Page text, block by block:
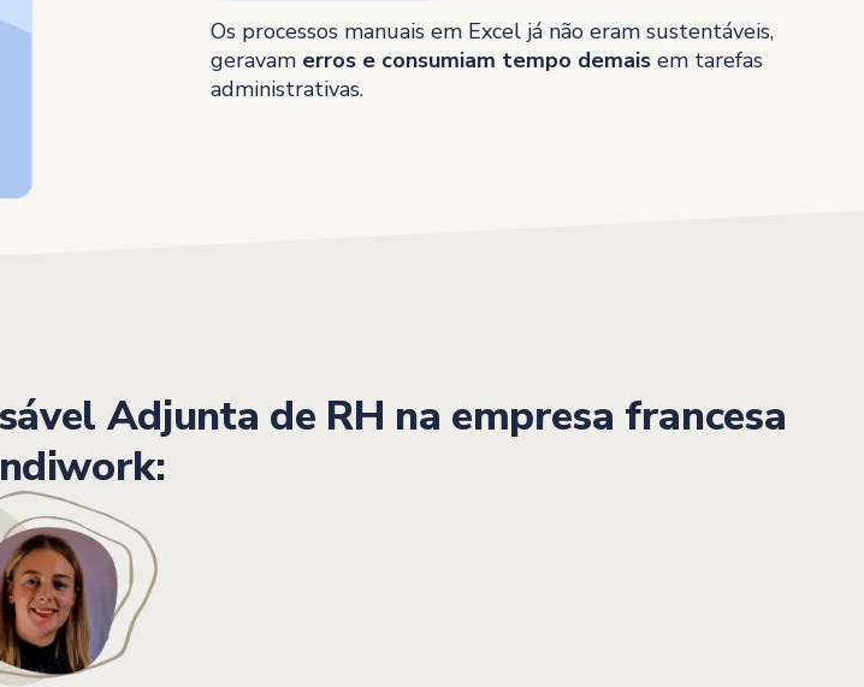
Os processos manuais em Excel já não eram sustentáveis,
geravam erros e consumiam tempo demais em tarefas
administrativas.
Adjunta de RH na empresa francesa